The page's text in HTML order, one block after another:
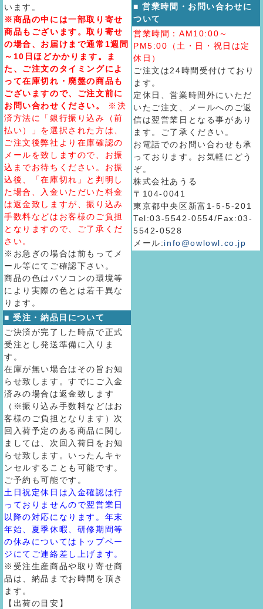
います。
※商品の中には一部取り寄せ
商品もございます。取り寄せ
の場合、お届けまで通常1週間
～10日ほどかかります。ま
た、ご注文のタイミングによ
って在庫切れ・廃盤の商品も
ございますので、ご注文前に
お問い合わせください。
※決
済方法に「銀行振り込み（前
払い）」を選択された方は、
ご注文後弊社より在庫確認の
メールを致しますので、お振
込までお待ちください。お振
込後、「在庫切れ」と判明し
た場合、入金いただいた料金
は返金致しますが、振り込み
手数料などはお客様のご負担
となりますので、ご了承くだ
さい。
※お急ぎの場合は前もってメ
ール等にてご確認下さい。
商品の色はパソコンの環境等
により実際の色とは若干異な
ります。
■ 受注・納品日について
ご決済が完了した時点で正式
受注とし発送準備に入りま
す。
在庫が無い場合はその旨お知
らせ致します。すでにご入金
済みの場合は返金致します
（※振り込み手数料などはお
客様のご負担となります）次
回入荷予定のある商品に関し
ましては、次回入荷日をお知
らせ致します。いったんキャ
ンセルすることも可能です。
ご予約も可能です。
土日祝定休日は入金確認は行
っておりませんので翌営業日
以降の対応になります。年末
年始、夏季休暇、研修期間等
の休みについてはトップペー
ジにてご連絡差し上げます。
※受注生産商品や取り寄せ商
品は、納品までお時間を頂き
ます。
【出荷の目安】
■ 営業時間・お問い合わせに
ついて
営業時間：AM10:00～
PM5:00（土・日・祝日は定
休日）
ご注文は24時間受付けており
ます。
定休日、営業時間外にいただ
いたご注文、メールへのご返
信は翌営業日となる事があり
ます。ご了承ください。
お電話でのお問い合わせも承
っております。お気軽にどう
ぞ。
株式会社あうる
〒104-0041
東京都中央区新富1-5-5-201
Tel:03-5542-0554/Fax:03-
5542-0528
メール:info@owlowl.co.jp